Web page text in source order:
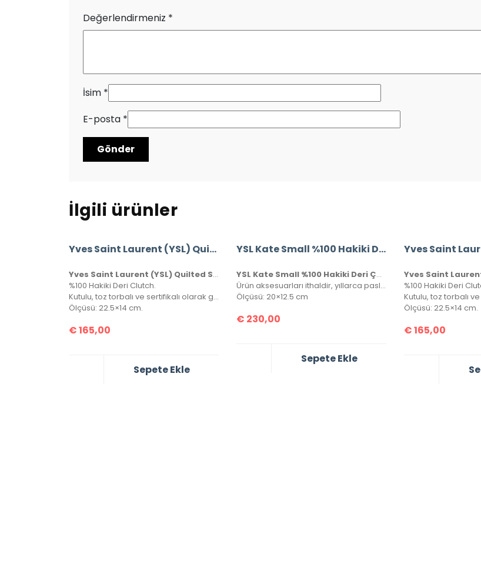
Değerlendirmeniz *
İsim *
E-posta *
İlgili ürünler
Yves Saint Laurent (YSL) Quilted Shoulder Bag
Yves Saint Laurent (YSL) Quilted Shoulder Bag
%100 Hakiki Deri Clutch.
Kutulu, toz torbalı ve sertifikalı olarak gönderilecektir.
Ölçüsü: 22.5×14 cm.
€165,00
Sepete Ekle
YSL Kate Small %100 Hakiki Deri Çanta
YSL Kate Small %100 Hakiki Deri Çanta
Ürün aksesuarları ithaldir, yıllarca paslanmaz ve kararmaz. Yüksek kalite roys deriden üretilmiştir, tüm metal aksamlarında Saint Laurent yazısı mevcuttur. Kutulu, toz torbalı ve sertifikalı olarak gönderilecektir.
Ölçüsü: 20×12.5 cm
€ 230,00
Sepete Ekle
%100 Hakiki Deri
Ölçüsü: 22.5×14 cm.
€165,00